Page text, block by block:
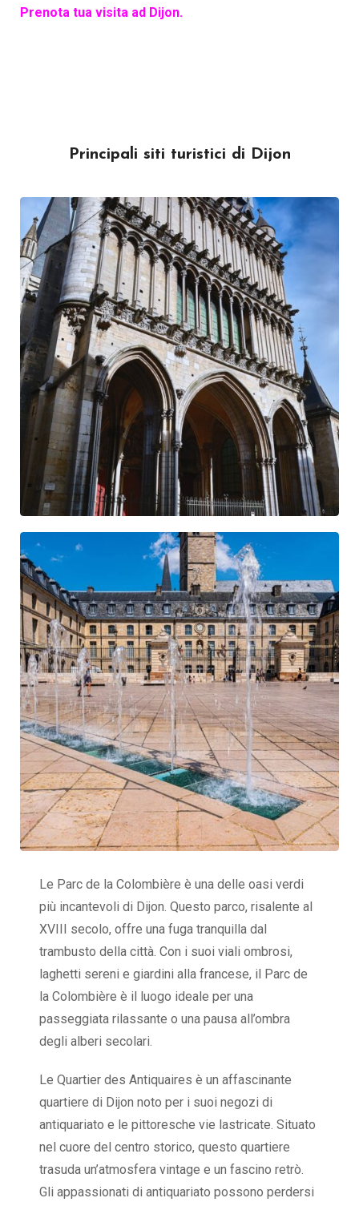
Prenota tua visita ad Dijon.
Principali siti turistici di Dijon
Le Parc de la Colombière è una delle oasi verdi
più incantevoli di Dijon. Questo parco, risalente al
XVIII secolo, offre una fuga tranquilla dal
trambusto della città. Con i suoi viali ombrosi,
laghetti sereni e giardini alla francese, il Parc de
la Colombière è il luogo ideale per una
passeggiata rilassante o una pausa all’ombra
degli alberi secolari.
Le Quartier des Antiquaires è un affascinante
quartiere di Dijon noto per i suoi negozi di
antiquariato e le pittoresche vie lastricate. Situato
nel cuore del centro storico, questo quartiere
trasuda un’atmosfera vintage e un fascino retrò.
Gli appassionati di antiquariato possono perdersi